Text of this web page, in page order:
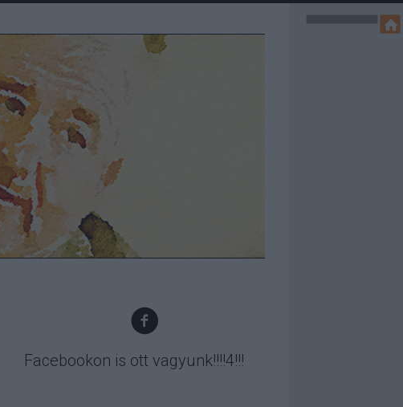
Facebookon is ott vagyunk!!!!4!!!